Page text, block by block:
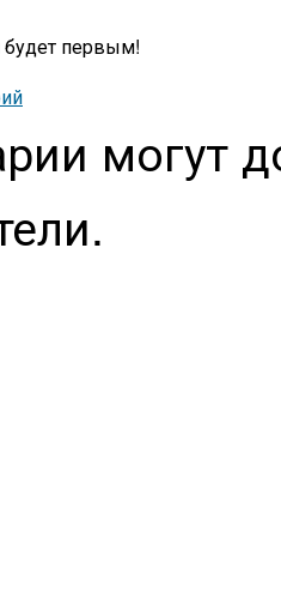
первым!
могут